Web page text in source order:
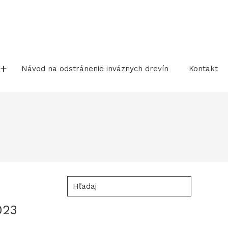
Návod na odstránenie inváznych drevín Kontakt
Hľadaj